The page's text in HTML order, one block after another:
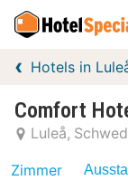
Hotels in
Comfort
Luleå
Zimmer